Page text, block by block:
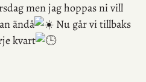
men jag hoppas ni vill
ändå
Nu går vi tillbaks
kvart